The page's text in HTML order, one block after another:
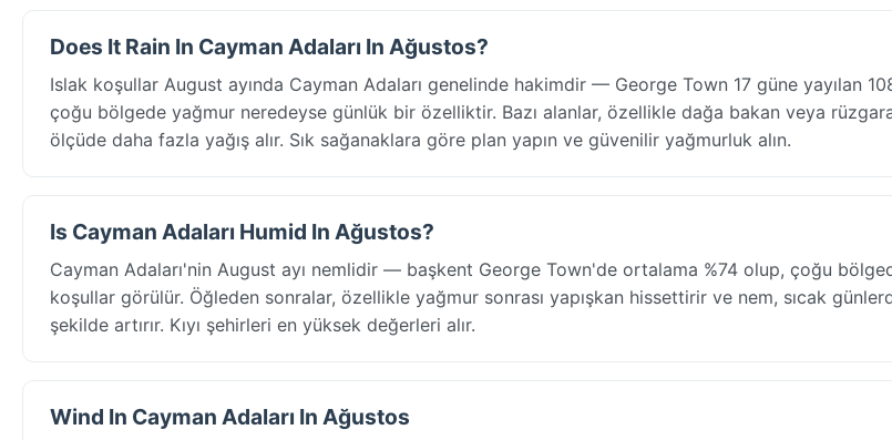
Does It Rain In Cayman Adaları In Ağustos?
Islak koşullar August ayında Cayman Adaları genelinde hakimdir — George Town 17 güne yayılan
çoğu bölgede yağmur neredeyse günlük bir özelliktir. Bazı alanlar, özellikle dağa bakan veya rüzgara
ölçüde daha fazla yağış alır. Sık sağanaklara göre plan yapın ve güvenilir yağmurluk alın.
Is Cayman Adaları Humid In Ağustos?
Cayman Adaları'nin August ayı nemlidir — başkent George Town'de ortalama %74 olup, çoğu
koşullar görülür. Öğleden sonralar, özellikle yağmur sonrası yapışkan hissettirir ve nem, sıcak
şekilde artırır. Kıyı şehirleri en yüksek değerleri alır.
Wind In Cayman Adaları In Ağustos